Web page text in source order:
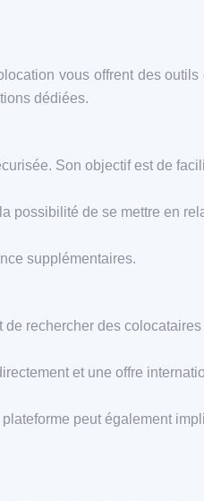
vous offrent des
dédiées.
Son objectif est de
possibilité de se mettre en
supplémentaires.
rechercher des
et une offre
peut également